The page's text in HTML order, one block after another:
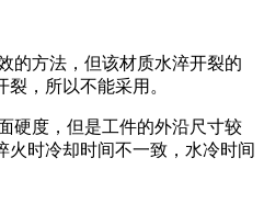
方法，但该材质水淬开裂的
，所以不能采用。
度，但是工件的外沿尺寸较
火时冷却时间不一致，水冷时间